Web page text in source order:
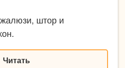
штор и
Читать